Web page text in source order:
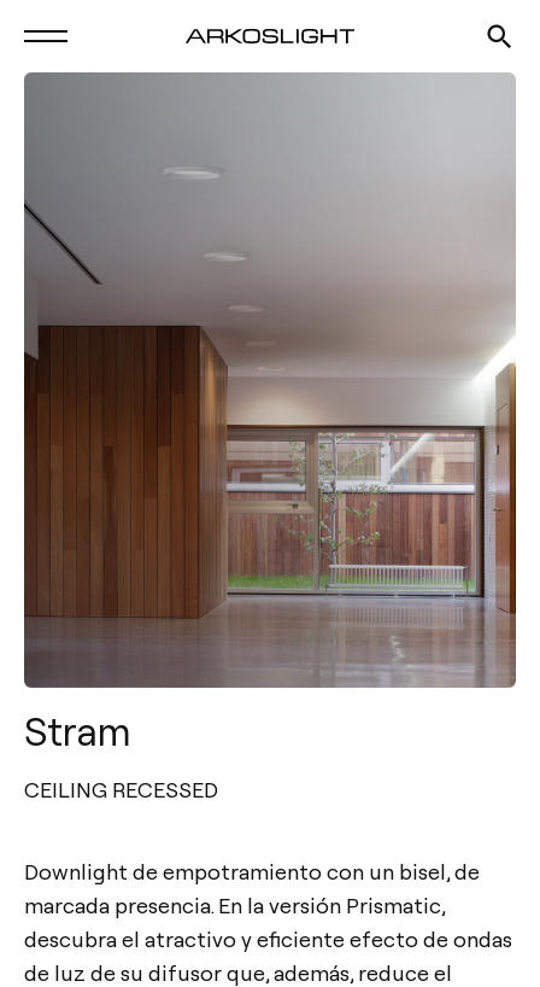
Stram
CEILING RECESSED
Downlight de empotramiento con un bisel, de
marcada presencia. En la versión Prismatic,
descubra el atractivo y eficiente efecto de ondas
de luz de su difusor que, además, reduce el